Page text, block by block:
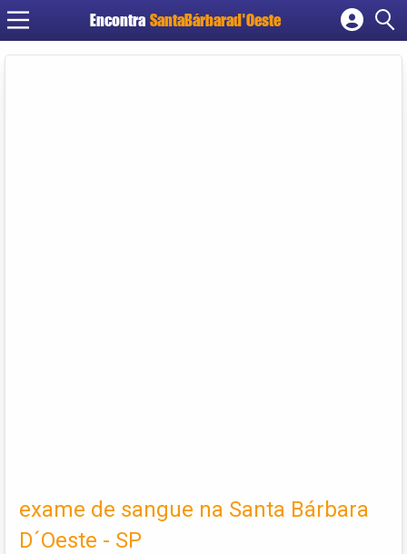
Encontra SantaBárbarad'Oeste
Cadastrar empresa
exame de sangue na Santa Bárbara
D´Oeste - SP